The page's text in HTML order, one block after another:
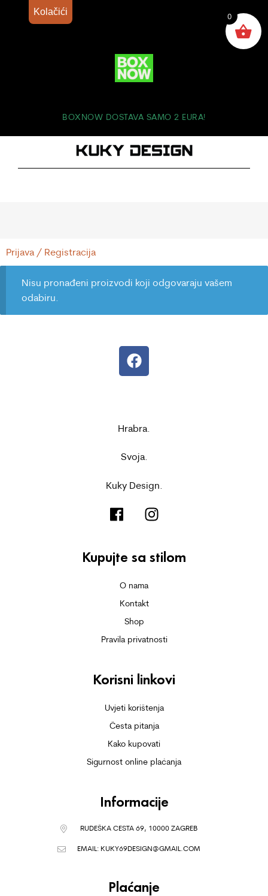
BOXNOW DOSTAVA SAMO 2 EURA!
Prijava / Registracija
Nisu pronađeni proizvodi koji odgovaraju vašem
odabiru.
Hrabra.
Svoja.
Kuky Design.
Kupujte sa stilom
O nama
Kontakt
Shop
Pravila privatnosti
Korisni linkovi
Uvjeti korištenja
Česta pitanja
Kako kupovati
Sigurnost online plaćanja
Informacije
RUDEŠKA CESTA 69, 10000 ZAGREB
EMAIL: KUKY69DESIGN@GMAIL.COM
Plaćanje
0
Kolačići